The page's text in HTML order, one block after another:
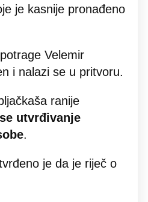
je kasnije pronađeno
Velemir
i nalazi se u pritvoru.
ranije
utvrđivanje
.
je da je riječ o